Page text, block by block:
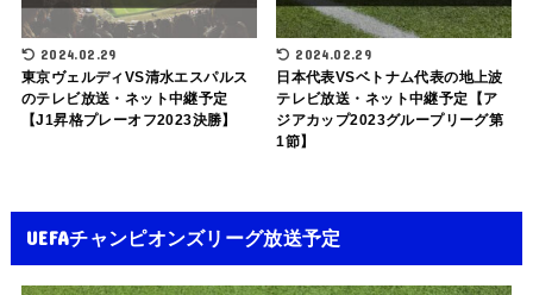
2024.02.29
東京ヴェルディVS清水エスパルス
のテレビ放送・ネット中継予定
【J1昇格プレーオフ2023決勝】
2024.02.29
日本代表VSベトナム代表の地上波
テレビ放送・ネット中継予定【ア
ジアカップ2023グループリーグ第
1節】
UEFAチャンピオンズリーグ放送予定